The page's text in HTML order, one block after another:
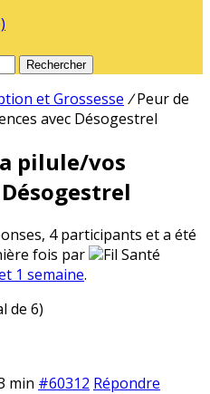
Rechercher
et Grossesse / Peur de
avec Désogestrel
pilule/vos
4 participants et a été
fois par
Fil Santé
1 semaine.
de 6)
min #60312 Répondre